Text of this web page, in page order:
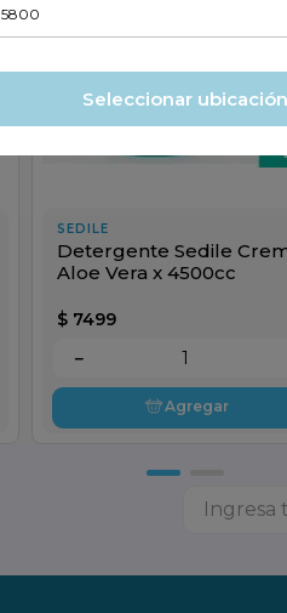
5800
Seleccionar ubicación
SEDILE
Detergente Sedile
Aloe Vera x 4500cc
$ 7499
－
Agregar